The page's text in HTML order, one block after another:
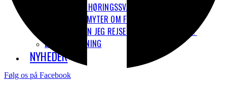
VORES HØRINGSSVAR OM ETS
7 UDBREDTE MYTER OM FLYVNING
HVORDAN KAN JEG REJSE MERE KLIMAVENLIGT?
LUFTFORURENING
NYHEDER
Følg os på Facebook